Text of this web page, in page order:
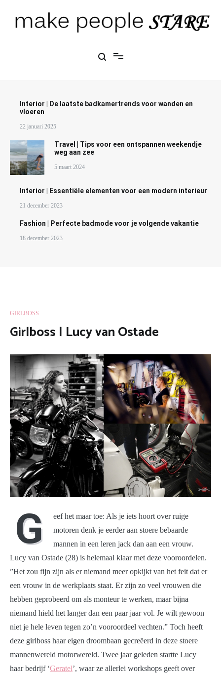
inhoud
Interior | De laatste badkamertrends voor wanden en
vloeren
22 januari 2025
Travel | Tips voor een ontspannen weekendje
weg aan zee
5 maart 2024
Interior | Essentiële elementen voor een modern interieur
21 december 2023
Fashion | Perfecte badmode voor je volgende vakantie
18 december 2023
GIRLBOSS
Girlboss | Lucy van Ostade
G
eef het maar toe: Als je iets hoort over ruige
motoren denk je eerder aan stoere bebaarde
mannen in een leren jack dan aan een vrouw.
Lucy van Ostade (28) is helemaal klaar met deze vooroordelen.
”Het zou fijn zijn als er niemand meer opkijkt van het feit dat er
een vrouw in de werkplaats staat. Er zijn zo veel vrouwen die
hebben geprobeerd om als monteur te werken, maar bijna
niemand hield het langer dan een paar jaar vol. Je wilt gewoon
niet je hele leven tegen zo’n vooroordeel vechten.” Toch heeft
deze girlboss haar eigen droombaan gecreëerd in deze stoere
mannenwereld motorwereld. Twee jaar geleden startte Lucy
haar bedrijf ‘Geratel’, waar ze allerlei workshops geeft over